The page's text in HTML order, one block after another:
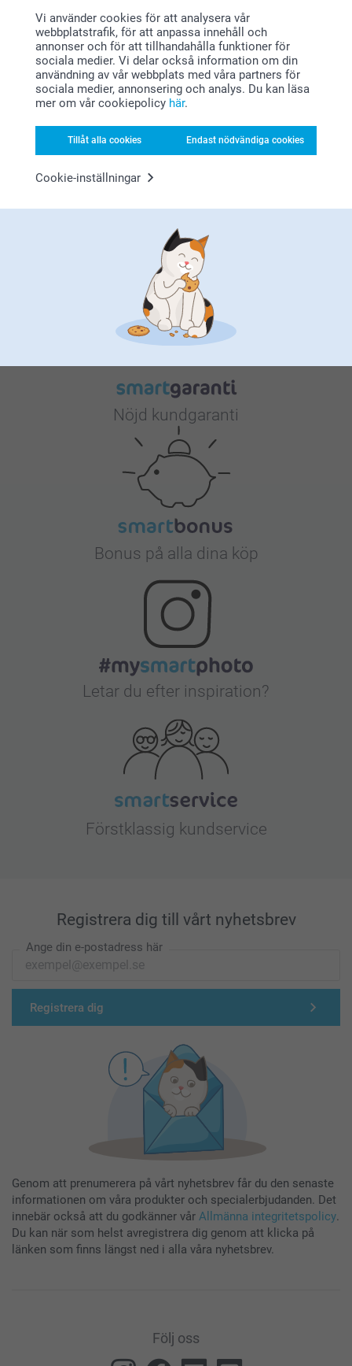
Vi använder cookies för att analysera vår
webbplatstrafik, för att anpassa innehåll och
annonser och för att tillhandahålla funktioner för
sociala medier. Vi delar också information om din
användning av vår webbplats med våra partners för
sociala medier, annonsering och analys. Du kan läsa
mer om vår cookiepolicy här.
Tillåt alla cookies Endast nödvändiga cookies
Cookie-inställningar
Varma hälsningar,
Miia på Smartphoto
4 varianter
Från 119,00
(266 omdömen)
149,00
(7 omdömen)
Bilder med Trähållare
129,00
Trätavla
smartphoto
Nöjd kundgaranti
Bonus på alla dina köp
Letar du efter inspiration?
Förstklassig kundservice
Registrera dig till vårt nyhetsbrev
Ange din e-postadress här
Registrera dig
Genom att prenumerera på vårt nyhetsbrev får du den senaste
informationen om våra produkter och specialerbjudanden. Det
innebär också att du godkänner vår Allmänna integritetspolicy.
Du kan när som helst avregistrera dig genom att klicka på
länken som finns längst ned i alla våra nyhetsbrev.
Följ oss